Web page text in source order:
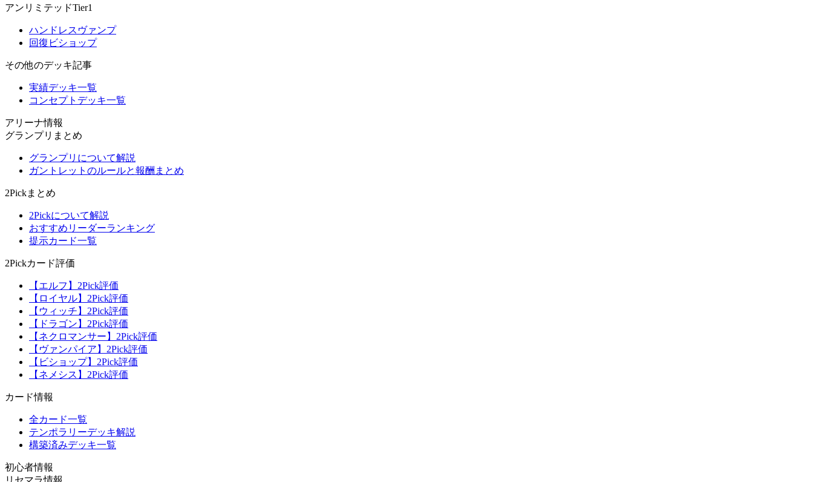
アンリミテッドTier1
ハンドレスヴァンプ
回復ビショップ
その他のデッキ記事
実績デッキ一覧
コンセプトデッキ一覧
アリーナ情報
グランプリまとめ
グランプリについて解説
ガントレットのルールと報酬まとめ
2Pickまとめ
2Pickについて解説
おすすめリーダーランキング
提示カード一覧
2Pickカード評価
【エルフ】2Pick評価
【ロイヤル】2Pick評価
【ウィッチ】2Pick評価
【ドラゴン】2Pick評価
【ネクロマンサー】2Pick評価
【ヴァンパイア】2Pick評価
【ビショップ】2Pick評価
【ネメシス】2Pick評価
カード情報
全カード一覧
テンポラリーデッキ解説
構築済みデッキ一覧
初心者情報
リセマラ情報